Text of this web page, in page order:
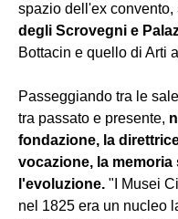
spazio dell'ex convento,
degli Scrovegni e
Bottacin e quello di Arti
Passeggiando tra le
tra passato e presente,
fondazione, la
vocazione, la
l'evoluzione. "I Musei
nel 1825 era un nucleo